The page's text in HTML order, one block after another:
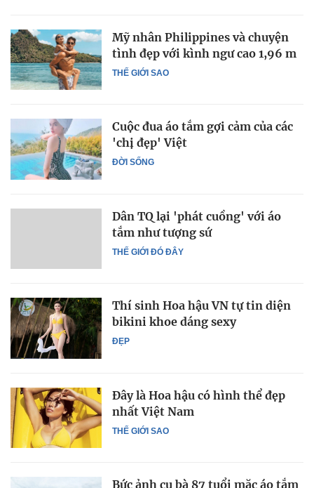
THẾ GIỚI SAO
Mỹ nhân Philippines và chuyện
tình đẹp với kình ngư cao 1,96 m
ĐỜI SỐNG
Cuộc đua áo tắm gợi cảm của các
'chị đẹp' Việt
THẾ GIỚI ĐÓ ĐÂY
Dân TQ lại 'phát cuồng' với áo
tắm như tượng sứ
ĐẸP
Thí sinh Hoa hậu VN tự tin diện
bikini khoe dáng sexy
THẾ GIỚI SAO
Đây là Hoa hậu có hình thể đẹp
nhất Việt Nam
Bức ảnh cụ bà 87 tuổi mặc áo tắm